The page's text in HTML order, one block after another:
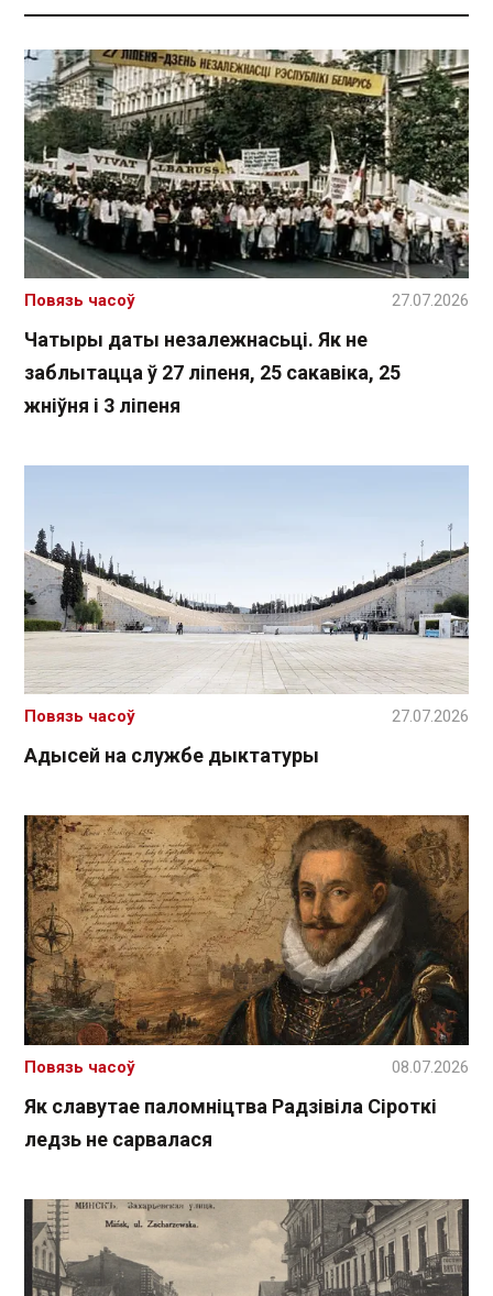
Чатыры даты незалежнасьці. Як не
заблытацца ў 27 ліпеня, 25 сакавіка, 25
жніўня і 3 ліпеня
Повязь часоў 27.07.2026
Адысей на службе дыктатуры
Повязь часоў 27.07.2026
Як славутае паломніцтва Радзівіла Сіроткі
ледзь не сарвалася
Повязь часоў 08.07.2026